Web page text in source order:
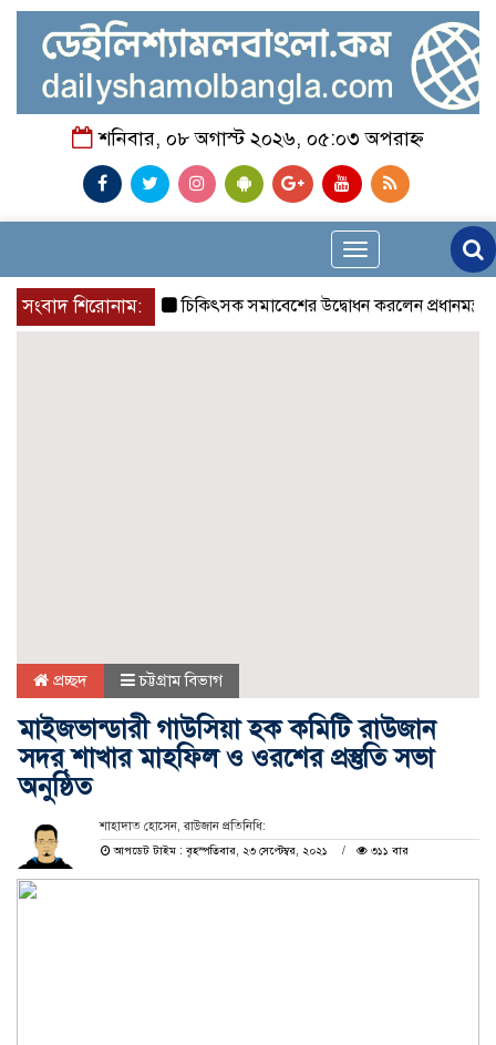
শনিবার, ০৮ অগাস্ট ২০২৬, ০৫:০৩ অপরাহ্ন
Toggle
navigation
সংবাদ শিরোনাম:
চিকিৎসক সমাবেশের উদ্বোধন করলেন প্রধানমন্ত্রী
প্রচ্ছদ চট্টগ্রাম বিভাগ
মাইজভান্ডারী গাউসিয়া হক কমিটি রাউজান
সদর শাখার মাহফিল ও ওরশের প্রস্তুতি সভা
অনুষ্ঠিত
শাহাদাত হোসেন, রাউজান প্রতিনিধি:
আপডেট টাইম : বৃহস্পতিবার, ২৩ সেপ্টেম্বর, ২০২১
৩১১ বার